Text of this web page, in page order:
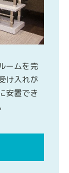
ームを完
け入れが
安置でき